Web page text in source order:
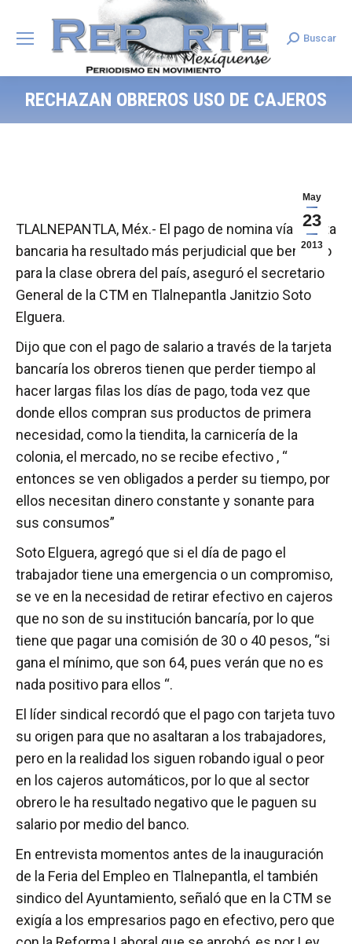
Search:
Buscar
RECHAZAN OBREROS USO DE CAJEROS
May
23
2013
TLALNEPANTLA, Méx.- El pago de nomina vía tarjeta
bancaria ha resultado más perjudicial que benéfico
para la clase obrera del país, aseguró el secretario
General de la CTM en Tlalnepantla Janitzio Soto
Elguera.
Dijo que con el pago de salario a través de la tarjeta
bancaría los obreros tienen que perder tiempo al
hacer largas filas los días de pago, toda vez que
donde ellos compran sus productos de primera
necesidad, como la tiendita, la carnicería de la
colonia, el mercado, no se recibe efectivo , “
entonces se ven obligados a perder su tiempo, por
ellos necesitan dinero constante y sonante para
sus consumos”
Soto Elguera, agregó que si el día de pago el
trabajador tiene una emergencia o un compromiso,
se ve en la necesidad de retirar efectivo en cajeros
que no son de su institución bancaría, por lo que
tiene que pagar una comisión de 30 o 40 pesos, “si
gana el mínimo, que son 64, pues verán que no es
nada positivo para ellos “.
El líder sindical recordó que el pago con tarjeta tuvo
su origen para que no asaltaran a los trabajadores,
pero en la realidad los siguen robando igual o peor
en los cajeros automáticos, por lo que al sector
obrero le ha resultado negativo que le paguen su
salario por medio del banco.
En entrevista momentos antes de la inauguración
de la Feria del Empleo en Tlalnepantla, el también
sindico del Ayuntamiento, señaló que en la CTM se
exigía a los empresarios pago en efectivo, pero que